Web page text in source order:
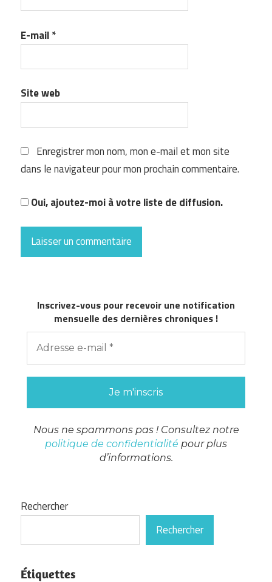
E-mail*
Site web
Enregistrer mon nom, mon e-mail et mon site
dans le navigateur pour mon prochain commentaire.
Oui, ajoutez-moi à votre liste de diffusion.
Inscrivez-vous pour recevoir une notification
mensuelle des dernières chroniques !
Nous ne spammons pas ! Consultez notre
politique de confidentialité pour plus
d’informations.
Rechercher
Rechercher
Étiquettes